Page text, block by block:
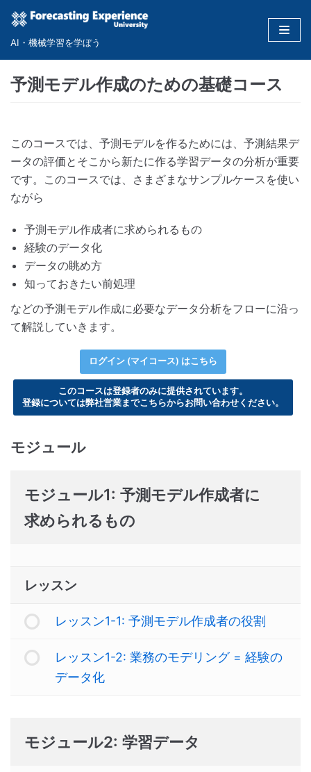
コ
ツ
キ
ッ
プ
AI・機械学習を学ぼう
予測モデル作成のための基礎コース
このコースでは、予測モデルを作るためには、予測結果デ
ータの評価とそこから新たに作る学習データの分析が重要
です。このコースでは、さまざまなサンプルケースを使い
ながら
予測モデル作成者に求められるもの
経験のデータ化
データの眺め方
知っておきたい前処理
などの予測モデル作成に必要なデータ分析をフローに沿っ
て解説していきます。
ログイン (マイコース) はこちら
このコースは登録者のみに提供されています。
登録については弊社営業までこちらからお問い合わせください。
モジュール
モジュール1: 予測モデル作成者に
求められるもの
レッスン
レッスン1-1: 予測モデル作成者の役割
レッスン1-2: 業務のモデリング = 経験の
データ化
モジュール2: 学習データ